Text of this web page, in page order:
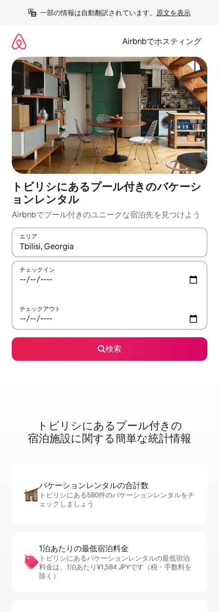
一部の情報は自動翻訳されています。 原文を表示
Airbnbでホスティング
トビリシにあるプール付きのバケーシ
ョンレンタル
Airbnbでプール付きのユニークな宿泊先を見つけよう
エリア
検索結果が表示されたら、上下の矢印キーを使って移動するか
チェックイン
チェックアウト
検索
トビリシに⁠あ⁠るプ⁠ー⁠ル⁠付⁠き⁠の
宿⁠泊⁠施⁠設⁠に関⁠す⁠る簡⁠単⁠な統⁠計⁠情⁠報
バケーションレ⁠ン⁠タ⁠ル⁠の合⁠計⁠数
トビリシにある580件のバケーションレンタルをチ
ェックしましょう
1泊あたりの最⁠低⁠宿⁠泊⁠料⁠金
トビリシにあるバケーションレンタルの最低宿泊
料金は、1泊あたり¥1,584 JPYです（税・手数料を
除く）